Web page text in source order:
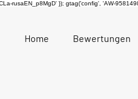
rusaEN_p8MgD' }); gtag('config', 'AW-
Home Bewertungen